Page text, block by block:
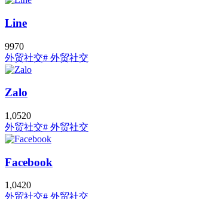
Line
9970
外贸社交# 外贸社交
Zalo
1,0520
外贸社交# 外贸社交
Facebook
1,0420
外贸社交# 外贸社交